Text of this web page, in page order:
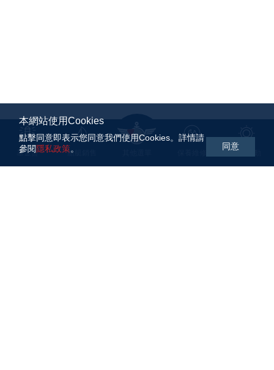
基金會 船艇銷售 航海活動
本網站使用Cookies
點擊同意即表示您同意我們使用Cookies。詳情請
參閱隱私政策。 同意